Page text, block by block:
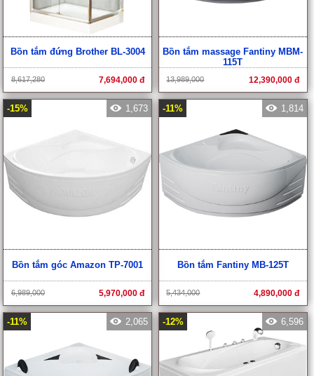
Bồn tắm đứng Brother BL-3004
8,617,280 7,694,000 đ
Bồn tắm massage Fantiny MBM-
115T
13,989,000 12,390,000 đ
-15% 1,673
Bồn tắm góc Amazon TP-7001
6,989,000 5,970,000 đ
-11% 1,814
Bồn tắm Fantiny MB-125T
5,434,000 4,890,000 đ
-11% 2,065 -12% 6,596